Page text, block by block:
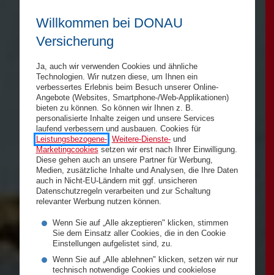
Willkommen bei DONAU
Versicherung
Ja, auch wir verwenden Cookies und ähnliche
Technologien. Wir nutzen diese, um Ihnen ein
verbessertes Erlebnis beim Besuch unserer Online-
Angebote (Websites, Smartphone-/Web-Applikationen)
bieten zu können. So können wir Ihnen z. B.
personalisierte Inhalte zeigen und unsere Services
laufend verbessern und ausbauen. Cookies für
Leistungsbezogene-, Weitere-Dienste-und
Marketingcookies setzen wir erst nach Ihrer Einwilligung.
Diese gehen auch an unsere Partner für Werbung,
Medien, zusätzliche Inhalte und Analysen, die Ihre Daten
auch in Nicht-EU-Ländern mit ggf. unsicheren
Datenschutzregeln verarbeiten und zur Schaltung
relevanter Werbung nutzen können.
Wenn Sie auf „Alle akzeptieren" klicken, stimmen
Sie dem Einsatz aller Cookies, die in den Cookie
Einstellungen aufgelistet sind, zu.
Wenn Sie auf „Alle ablehnen" klicken, setzen wir nur
technisch notwendige Cookies und cookielose